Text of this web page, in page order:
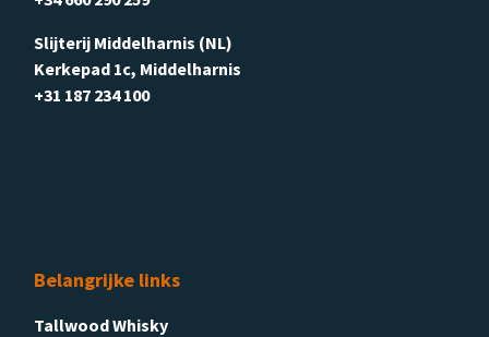
Slijterij Middelharnis (NL)
Kerkepad 1c, Middelharnis
+31 187 234 100
Belangrijke links
Tallwood Whisky